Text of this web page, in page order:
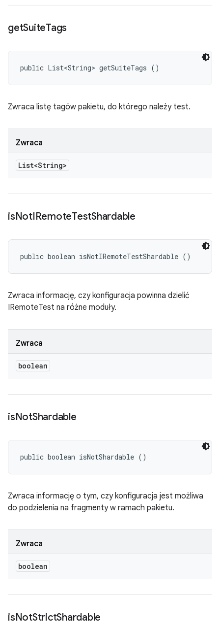
getSuiteTags
public List<String> getSuiteTags ()
Zwraca listę tagów pakietu, do którego należy test.
Zwraca
List<String>
isNotIRemoteTestShardable
public boolean isNotIRemoteTestShardable ()
Zwraca informację, czy konfiguracja powinna dzielić
IRemoteTest na różne moduły.
Zwraca
boolean
isNotShardable
public boolean isNotShardable ()
Zwraca informację o tym, czy konfiguracja jest możliwa
do podzielenia na fragmenty w ramach pakietu.
Zwraca
boolean
isNotStrictShardable